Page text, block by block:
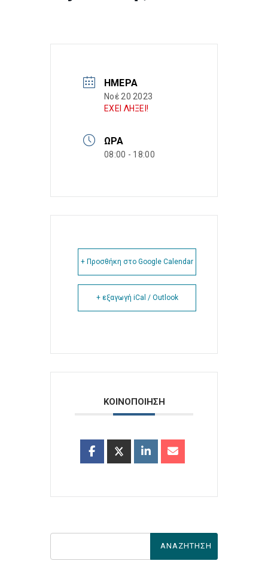
ΗΜΈΡΑ
Νοέ 20 2023
ΕΧΕΙ ΛΗΞΕΙ!
ΏΡΑ
08:00 - 18:00
+ Προσθήκη στο Google Calendar
+ εξαγωγή iCal / Outlook
ΚΟΙΝΟΠΟΙΗΣΗ